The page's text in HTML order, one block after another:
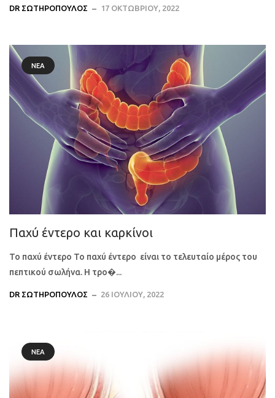
DR ΣΩΤΗΡΌΠΟΥΛΟΣ 17 ΟΚΤΩΒΡΊΟΥ, 2022
ΝΈΑ
Παχύ έντερο και καρκίνοι
Το παχύ έντερο Το παχύ έντερο είναι το τελευταίο μέρος του
πεπτικού σωλήνα. Η τρο�...
DR ΣΩΤΗΡΌΠΟΥΛΟΣ 26 ΙΟΥΛΊΟΥ, 2022
ΝΈΑ